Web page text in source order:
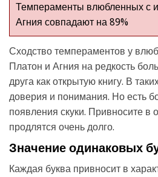
Темпераменты влюбленных с
Агния совпадают на 89%
Сходство темпераментов у
Платон и Агния на редкость
друга как открытую книгу. В
доверия и понимания. Но есть
появления скуки. Привносите в
продлятся очень долго.
Значение одинаковых
Каждая буква привносит в